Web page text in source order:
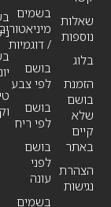
שאלות
נוספות
בלוג
הזמנת
בושם
שלא
קיים
באתר
הצהרת
נגישות
בשמים
מיניאטורים
/ דוגמיות
בושם
לפי צבע
בושם
לפי ריח
בושם
לפני
עונה
בשמים